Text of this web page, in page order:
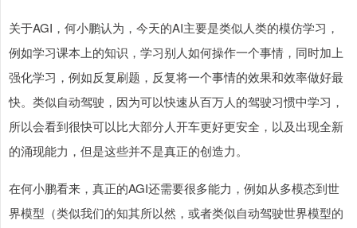
关于AGI，何小鹏认为，今天的AI主要是类似人类的模仿学习，
例如学习课本上的知识，学习别人如何操作一个事情，同时加上
强化学习，例如反复刷题，反复将一个事情的效果和效率做好最
快。类似自动驾驶，因为可以快速从百万人的驾驶习惯中学习，
所以会看到很快可以比大部分人开车更好更安全，以及出现全新
的涌现能力，但是这些并不是真正的创造力。
在何小鹏看来，真正的AGI还需要很多能力，例如从多模态到世
界模型（类似我们的知其所以然，或者类似自动驾驶世界模型的